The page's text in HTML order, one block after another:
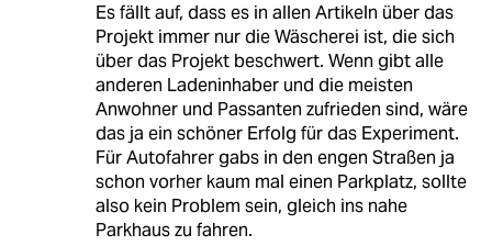
Es fällt auf, dass es in allen Artikeln über das
Projekt immer nur die Wäscherei ist, die sich
über das Projekt beschwert. Wenn gibt alle
anderen Ladeninhaber und die meisten
Anwohner und Passanten zufrieden sind, wäre
das ja ein schöner Erfolg für das Experiment.
Für Autofahrer gabs in den engen Straßen ja
schon vorher kaum mal einen Parkplatz, sollte
also kein Problem sein, gleich ins nahe
Parkhaus zu fahren.